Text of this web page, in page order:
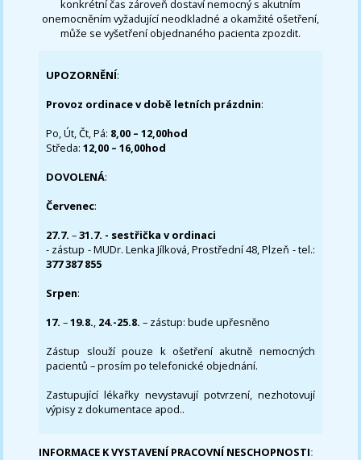
konkrétní čas zároveň dostaví nemocný s akutním
onemocněním vyžadující neodkladné a okamžité ošetření,
může se vyšetření objednaného pacienta zpozdit.
UPOZORNĚNÍ:
Provoz ordinace v době letních prázdnin:
Po, Út, Čt, Pá: 8,00 – 12,00hod
Středa:12,00 – 16,00hod
DOVOLENÁ:
Červenec:
27.7.–31.7. - sestřička v ordinaci
- zástup - MUDr. Lenka Jílková, Prostřední 48, Plzeň - tel.:
377 387 855
Srpen:
17. –19.8., 24.-25.8. – zástup: bude upřesněno
Zástup slouží pouze k ošetření akutně nemocných
pacientů – prosím po telefonické objednání.
Zastupující lékařky nevystavují potvrzení, nezhotovují
výpisy z dokumentace apod..
INFORMACE K VYSTAVENÍ PRACOVNÍ NESCHOPNOSTI: